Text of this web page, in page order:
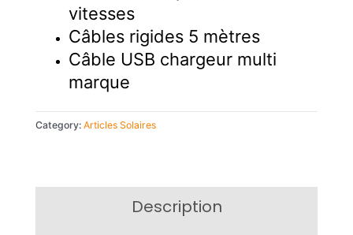
vitesses
Câbles rigides 5 mètres
Câble USB chargeur multi
marque
Category: Articles Solaires
Description